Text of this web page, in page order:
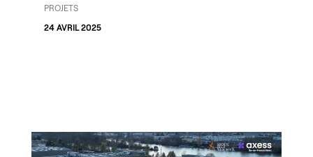
PROJETS
24 AVRIL 2025